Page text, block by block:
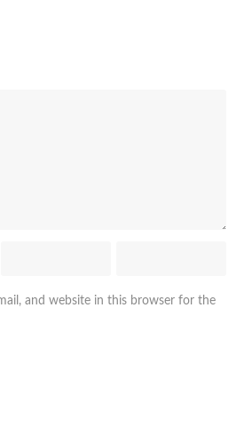
and website in this browser for the